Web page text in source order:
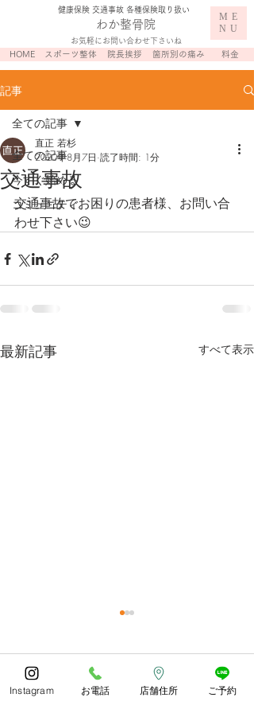
お気軽にお問い合わせ下さいね
わか整骨院
​健康保険 交通事故 各種保険取り扱い
ME
NU
スポーツ整体 院長挨拶 箇所別の痛み
HOME 料金
記事
全ての記事
今すぐ始める
コミュニティ
全ての記事
交通事故
直正 若杉
2020年8月7日 読了時間: 1分
交通事故でお困りの患者様、お問い合
わせ下さい😉
最新記事 すべて表示
あっとゆう間の1年でしたね
皆様どのようにお過ごしでし
コメント
Instagram お電話 店舗住所 ご予約